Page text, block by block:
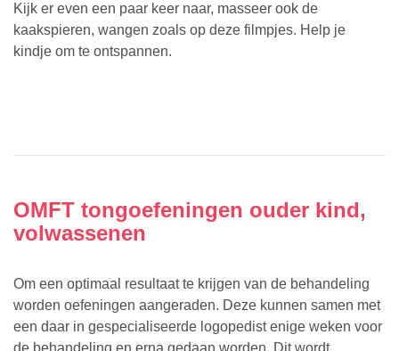
Kijk er even een paar keer naar, masseer ook de
kaakspieren, wangen zoals op deze filmpjes. Help je
kindje om te ontspannen.
OMFT tongoefeningen ouder kind,
volwassenen
Om een optimaal resultaat te krijgen van de behandeling
worden oefeningen aangeraden. Deze kunnen samen met
een daar in gespecialiseerde logopedist enige weken voor
de behandeling en erna gedaan worden. Dit wordt